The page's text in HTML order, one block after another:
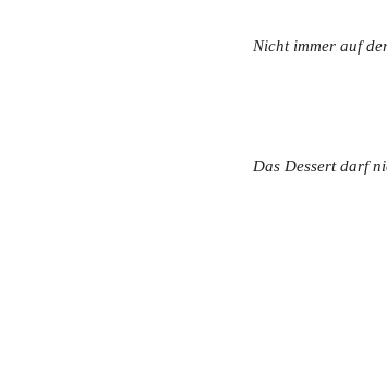
Nicht immer auf
Das Dessert darf